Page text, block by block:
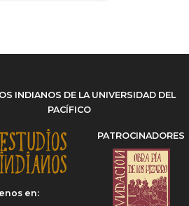
INDIANOS DE LA UNIVERSIDAD DEL
PACÍFICO
en:
PATROCINADORES